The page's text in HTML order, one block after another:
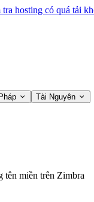
hosting có quá tải
Tài Nguyên
tên miền trên Zimbra